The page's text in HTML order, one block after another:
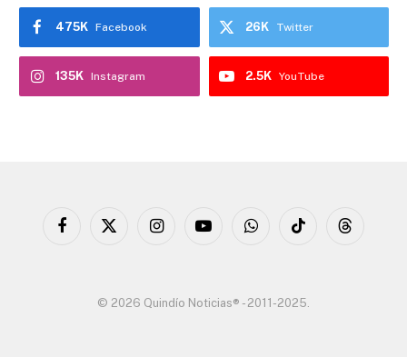
Facebook
475K Twitter
26K
Instagram
135K YouTube
2.5K
Facebook
X
InstagramYouTubeWhatsAppTikTok Threads
© 2026 Quindío Noticias® - 2011-2025.